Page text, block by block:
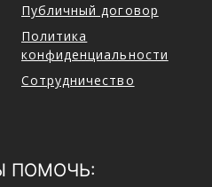
Публичный договор
Политика
конфиденциальности
Сотрудничество
ПОМОЧЬ: